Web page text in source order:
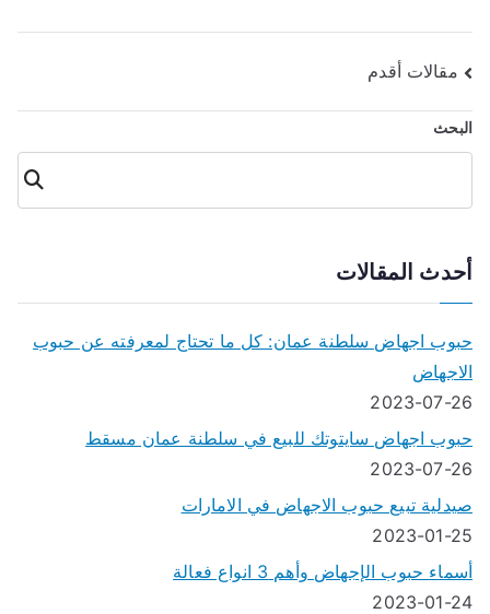
تصفّح
المقالات
مقالات أقدم
البحث
البحث
أحدث المقالات
حبوب اجهاض سلطنة عمان: كل ما تحتاج لمعرفته عن حبوب
الاجهاض
2023-07-26
حبوب اجهاض سايتوتك للبيع في سلطنة عمان مسقط
2023-07-26
صيدلية تبيع حبوب الاجهاض في الامارات
2023-01-25
أسماء حبوب الإجهاض وأهم 3 انواع فعالة
2023-01-24